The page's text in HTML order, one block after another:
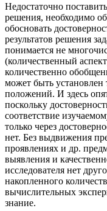
Недостаточно
решения, необходимо
обосновать
результатов решения
понимается не
(количественный
количественно
может быть установлен
положений. И здесь
поскольку
соответствие
только через
нет. Без выдвижения
проявлениях и др.
выявления и
исследователя нет
накопленного
вычислительных
знание.